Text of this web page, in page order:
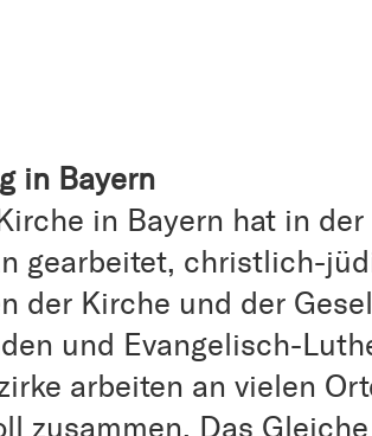
in Bayern
in Bayern hat in der
gearbeitet, christlich-
der Kirche und der
und Evangelisch-
arbeiten an vielen
zusammen. Das